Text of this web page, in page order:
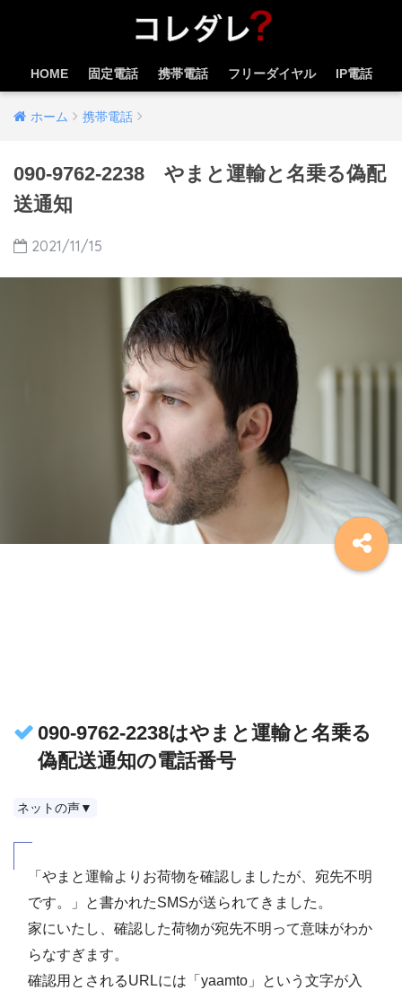
HOME 固定電話 携帯電話 フリーダイヤル IP電話
ホーム 携帯電話
090-9762-2238 やまと運輸と名乗る偽配
送通知
2021/11/15
090-9762-2238はやまと運輸と名乗る
偽配送通知の電話番号
ネットの声▼
「やまと運輸よりお荷物を確認しましたが、宛先不明
です。」と書かれたSMSが送られてきました。
家にいたし、確認した荷物が宛先不明って意味がわか
らなすぎます。
確認用とされるURLには「yaamto」という文字が入